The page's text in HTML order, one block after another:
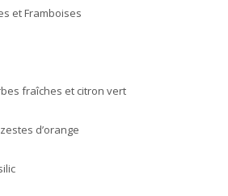
et Framboises
fraîches et citron vert
d’orange